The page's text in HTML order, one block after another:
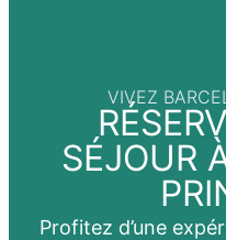
VIVEZ
SÉJOUR
Profitez d’une